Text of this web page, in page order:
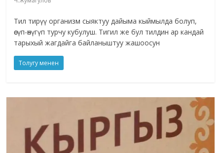
Тил тирүү организм сыяктуу дайыма кыймылда болуп,
өсүп-өнүгүп турчу кубулуш. Тигил же бул тилдин ар кандай
тарыхый жагдайга байланыштуу жашоосун
Толугу менен